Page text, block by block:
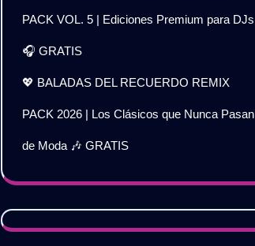
PACK VOL. 5 | Ediciones Premium para DJs
🎧 GRATIS
💖 BALADAS DEL RECUERDO REMIX
PACK 2026 | Los Clásicos que Nunca Pasan
de Moda 🎶 GRATIS